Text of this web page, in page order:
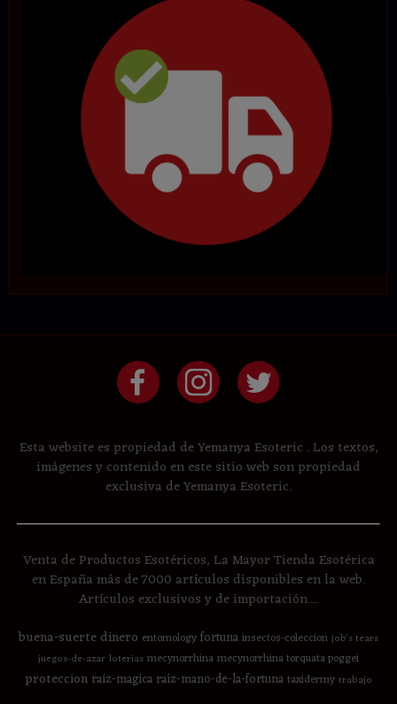
Esta website es propiedad de Yemanya Esoteric . Los textos,
imágenes y contenido en este sitio web son propiedad
exclusiva de Yemanya Esoteric.
Venta de Productos Esotéricos, La Mayor Tienda Esotérica
en España más de 7000 artículos disponibles en la web.
Artículos exclusivos y de importación....
buena-suertedinero entomologyfortunainsectos-coleccion job's tears
juegos-de-azar loterias mecynorrhinamecynorrhina torquata poggei
proteccion raiz-magica raiz-mano-de-la-fortunataxidermy trabajo